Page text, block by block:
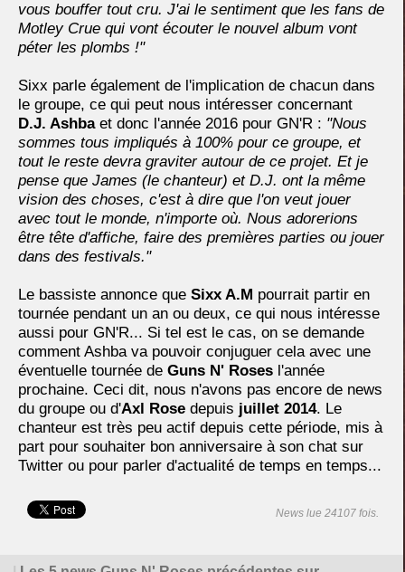
vous bouffer tout cru. J'ai le sentiment que les fans de
Motley Crue qui vont écouter le nouvel album vont
péter les plombs !"
Sixx parle également de l'implication de chacun dans
le groupe, ce qui peut nous intéresser concernant
D.J. Ashbaet donc l'année 2016 pour GN'R : "Nous
sommes tous impliqués à 100% pour ce groupe, et
tout le reste devra graviter autour de ce projet. Et je
pense que James (le chanteur) et D.J. ont la même
vision des choses, c'est à dire que l'on veut jouer
avec tout le monde, n'importe où. Nous adorerions
être tête d'affiche, faire des premières parties ou jouer
dans des festivals."
Le bassiste annonce que Sixx A.M pourrait partir en
tournée pendant un an ou deux, ce qui nous intéresse
aussi pour GN'R... Si tel est le cas, on se demande
comment Ashba va pouvoir conjuguer cela avec une
éventuelle tournée de Guns N' Roses l'année
prochaine. Ceci dit, nous n'avons pas encore de news
du groupe ou d'Axl Rose depuis juillet 2014. Le
chanteur est très peu actif depuis cette période, mis à
part pour souhaiter bon anniversaire à son chat sur
Twitter ou pour parler d'actualité de temps en temps...
News lue 24107 fois.